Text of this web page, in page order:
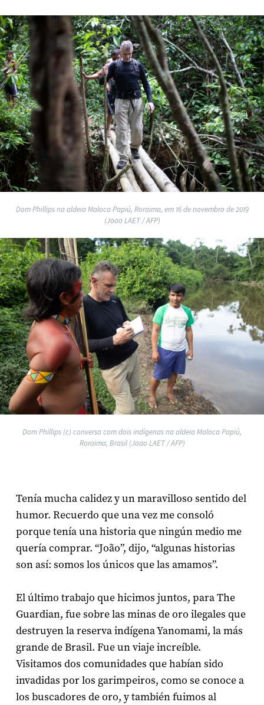
Dom Phillips na aldeia Maloca Papiú, Roraima, em 16 de novembro de 2019
(Joao LAET / AFP)
Dom Phillips (c) conversa com dois indígenas na aldeia Maloca Papiú,
Roraima, Brasil (Joao LAET / AFP)
Tenía mucha calidez y un maravilloso sentido del
humor. Recuerdo que una vez me consoló
porque tenía una historia que ningún medio me
quería comprar. “João”, dijo, “algunas historias
son así: somos los únicos que las amamos”.
El último trabajo que hicimos juntos, para The
Guardian, fue sobre las minas de oro ilegales que
destruyen la reserva indígena Yanomami, la más
grande de Brasil. Fue un viaje increíble.
Visitamos dos comunidades que habían sido
invadidas por los garimpeiros, como se conoce a
los buscadores de oro, y también fuimos al